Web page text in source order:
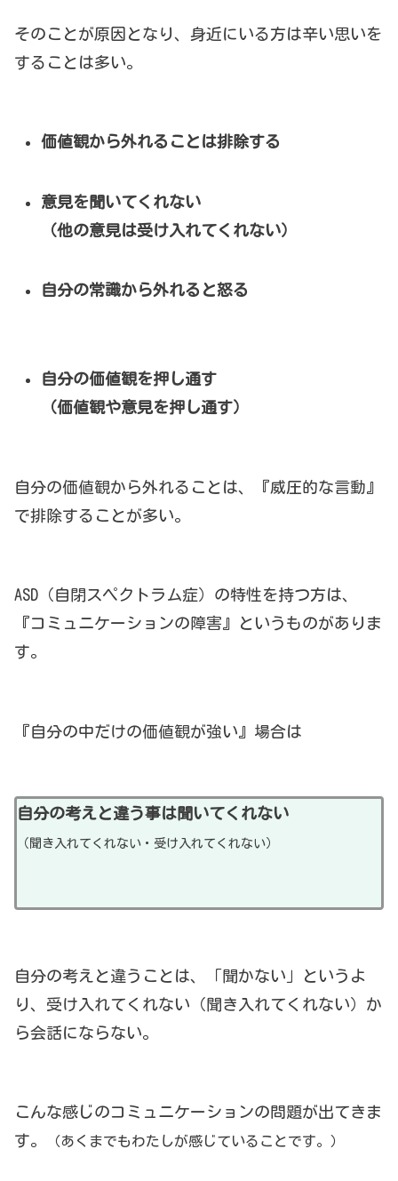
そのことが原因となり、身近にいる方は辛い思いを
することは多い。
価値観から外れることは排除する
意見を聞いてくれない
（他の意見は受け入れてくれない）
自分の常識から外れると怒る
自分の価値観を押し通す
（価値観や意見を押し通す）
自分の価値観から外れることは、『威圧的な言動』
で排除することが多い。
ASD（自閉スペクトラム症）の特性を持つ方は、
『コミュニケーションの障害』というものがありま
す。
『自分の中だけの価値観が強い』場合は
自分の考えと違う事は聞いてくれない
（聞き入れてくれない・受け入れてくれない）
自分の考えと違うことは、「聞かない」というよ
り、受け入れてくれない（聞き入れてくれない）か
ら会話にならない。
こんな感じのコミュニケーションの問題が出てきま
す。
（あくまでもわたしが感じていることです。）